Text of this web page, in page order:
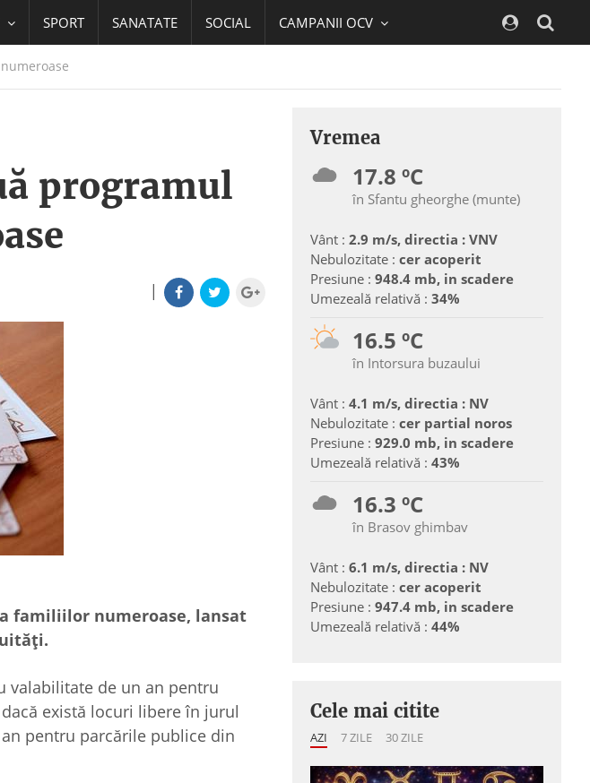
SPORT SANATATE SOCIAL CAMPANII OCV
programul
|
familiilor numeroase, lansat
valabilitate de un an pentru
există locuri libere în jurul
pentru parcările publice din
Vremea
17.8 ºC
în Sfantu gheorghe (munte)
Vânt : 2.9 m/s, directia : VNV
Nebulozitate : cer acoperit
Presiune : 948.4 mb, in scadere
Umezeală relativă : 34%
16.5 ºC
în Intorsura buzaului
Vânt : 4.1 m/s, directia : NV
Nebulozitate : cer partial noros
Presiune : 929.0 mb, in scadere
Umezeală relativă : 43%
16.3 ºC
în Brasov ghimbav
Vânt : 6.1 m/s, directia : NV
Nebulozitate : cer acoperit
Presiune : 947.4 mb, in scadere
Umezeală relativă : 44%
Cele mai citite
AZI 7 ZILE 30 ZILE